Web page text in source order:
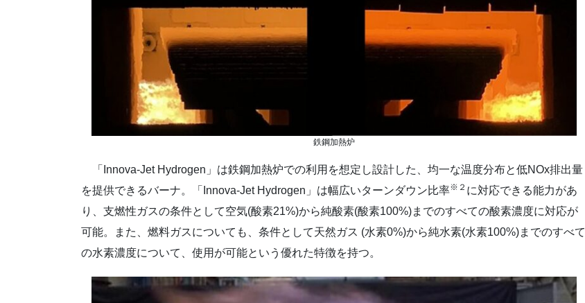
鉄鋼加熱炉
「Innova-Jet Hydrogen」は鉄鋼加熱炉での利用を想定し設計した、均一な温度分布と低NOx排出量
を提供できるバーナ。「Innova-Jet Hydrogen」は幅広いターンダウン比率※２ に対応できる能力があ
り、支燃性ガスの条件として空気(酸素21%)から純酸素(酸素100%)までのすべての酸素濃度に対応が
可能。また、燃料ガスについても、条件として天然ガス (水素0%)から純水素(水素100%)までのすべて
の水素濃度について、使用が可能という優れた特徴を持つ。